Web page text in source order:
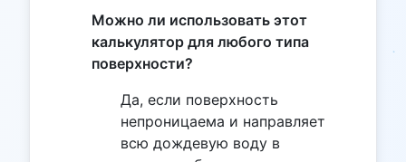
Можно ли использовать этот
калькулятор для любого типа
поверхности?
Да, если поверхность
непроницаема и направляет
всю дождевую воду в